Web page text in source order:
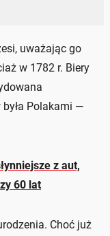
uważając go
w 1782 r. Biery
Polakami —
z aut,
60 lat
Choć już